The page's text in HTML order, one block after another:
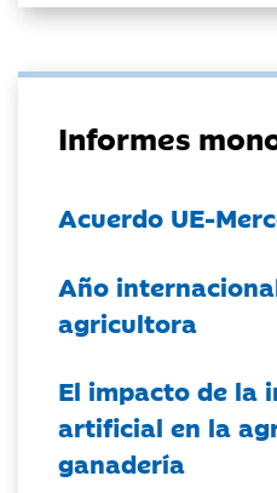
Informes
Acuerdo UE-
Año
agricultora
El impacto de la
artificial en la
ganadería